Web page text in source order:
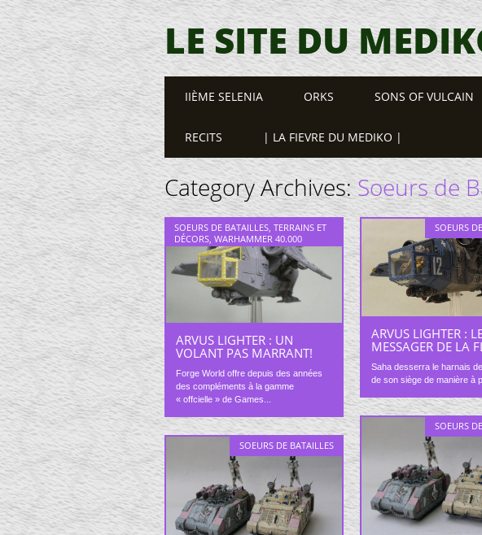
LE SITE DU
Main menu
IIÈME SELENIA ORKS SONS OF VULCAIN
RECITS | LA FIEVRE DU MEDIKO |
Category Archives: Soeurs de
SOEURS DE BATAILLES,TERRAINS ET
DÉCORS,WARHAMMER 40.000
ARVUS LIGHTER : UN
VOLANT PAS MARRANT!
Forge World offre depuis des années
des compléments à la gamme
« offcielle » de Games...
SOEURS
ARVUS LIGHTER :
MESSAGER DE LA
Saha desserra le harnais
de son siège de manière à
SOEURS
SOEURS DE BATAILLES